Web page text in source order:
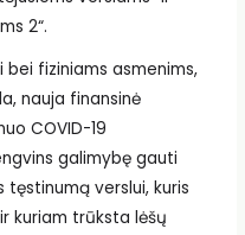
2“.
bei fiziniams asmenims,
nauja finansinė
COVID-19
galimybę gauti
verslui, kuris
kuriam trūksta lėšų